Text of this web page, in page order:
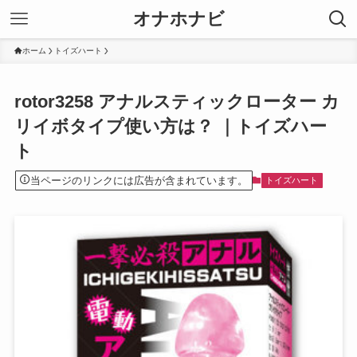
オナホナビ
ホーム トイズハート
rotor3258 アナルスティックローター カ
リイボタイプ使い方は？ ｜トイズハー
ト
当ページのリンクには広告が含まれています。 トイズハート